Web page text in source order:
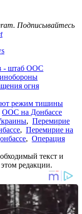
Подписывайтесь
- штаб ООС
огня
режим тишины
ООС на Донбассе
, Перемирие
, Перемирие на
, Операция
текст и
редакции.